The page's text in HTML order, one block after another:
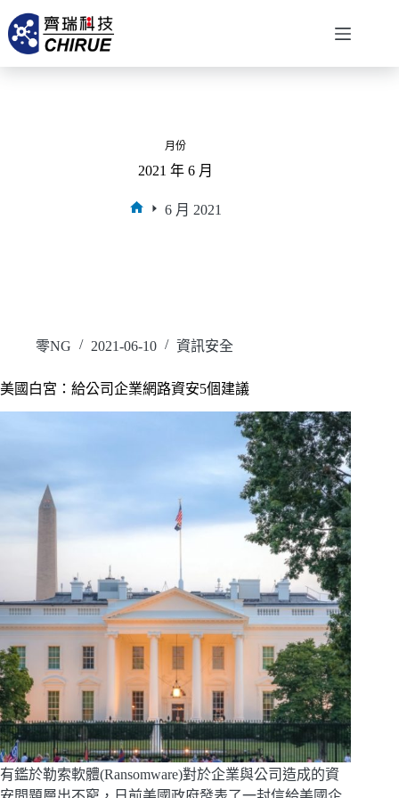
月份
2021 年 6 月
6 月 2021
零NG 2021-06-10 資訊安全
美國白宮：給公司企業網路資安5個建議
有鑑於勒索軟體(Ransomware)對於企業與公司造成的資